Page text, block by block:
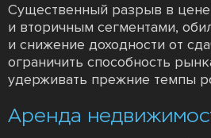
Существенный разрыв в
и вторичным сегментами,
и снижение доходности от
ограничить способность
удерживать прежние темпы
Аренда